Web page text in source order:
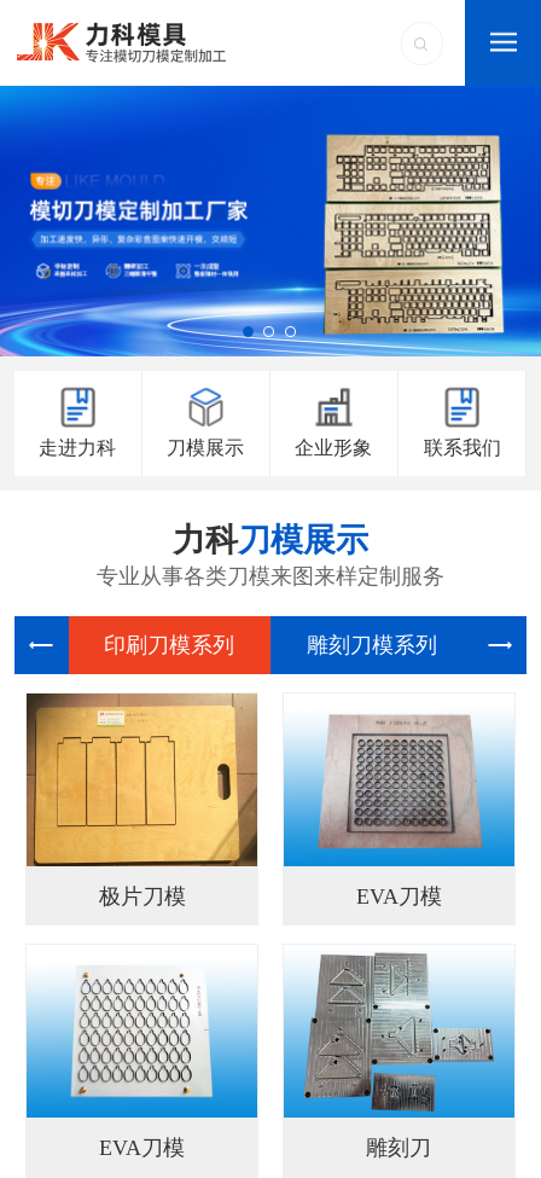
走进力科 刀模展示 企业形象 联系我们
力科刀模展示
专业从事各类刀模来图来样定制服务
印刷刀模 雕刻刀模
极片刀模 EVA刀模
EVA刀模 雕刻刀